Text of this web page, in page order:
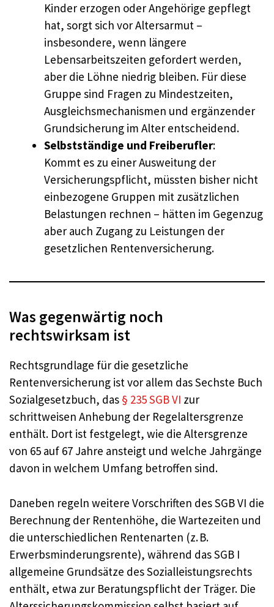
Kinder erzogen oder Angehörige gepflegt
hat, sorgt sich vor Altersarmut –
insbesondere, wenn längere
Lebensarbeitszeiten gefordert werden,
aber die Löhne niedrig bleiben. Für diese
Gruppe sind Fragen zu Mindestzeiten,
Ausgleichsmechanismen und ergänzender
Grundsicherung im Alter entscheidend.
Selbstständige und Freiberufler:
Kommt es zu einer Ausweitung der
Versicherungspflicht, müssten bisher nicht
einbezogene Gruppen mit zusätzlichen
Belastungen rechnen – hätten im Gegenzug
aber auch Zugang zu Leistungen der
gesetzlichen Rentenversicherung.
Was gegenwärtig noch
rechtswirksam ist
Rechtsgrundlage für die gesetzliche
Rentenversicherung ist vor allem das Sechste Buch
Sozialgesetzbuch, das § 235 SGB VI zur
schrittweisen Anhebung der Regelaltersgrenze
enthält. Dort ist festgelegt, wie die Altersgrenze
von 65 auf 67 Jahre ansteigt und welche Jahrgänge
davon in welchem Umfang betroffen sind.
Daneben regeln weitere Vorschriften des SGB VI die
Berechnung der Rentenhöhe, die Wartezeiten und
die unterschiedlichen Rentenarten (z. B.
Erwerbsminderungsrente), während das SGB I
allgemeine Grundsätze des Sozialleistungsrechts
enthält, etwa zur Beratungspflicht der Träger. Die